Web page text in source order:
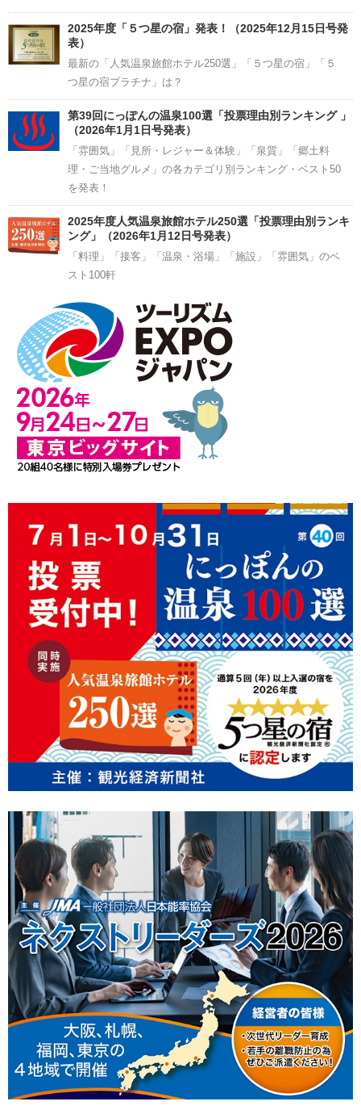
2025年度「５つ星の宿」発表！（2025年12月15日号発
表）
最新の「人気温泉旅館ホテル250選」「５つ星の宿」「５
つ星の宿プラチナ」は？
第39回にっぽんの温泉100選「投票理由別ランキング 」
（2026年1月1日号発表）
「雰囲気」「見所・レジャー＆体験」「泉質」「郷土料
理・ご当地グルメ」の各カテゴリ別ランキング・ベスト50
を発表！
2025年度人気温泉旅館ホテル250選「投票理由別ランキ
ング」（2026年1月12日号発表）
「料理」「接客」「温泉・浴場」「施設」「雰囲気」のベ
スト100軒